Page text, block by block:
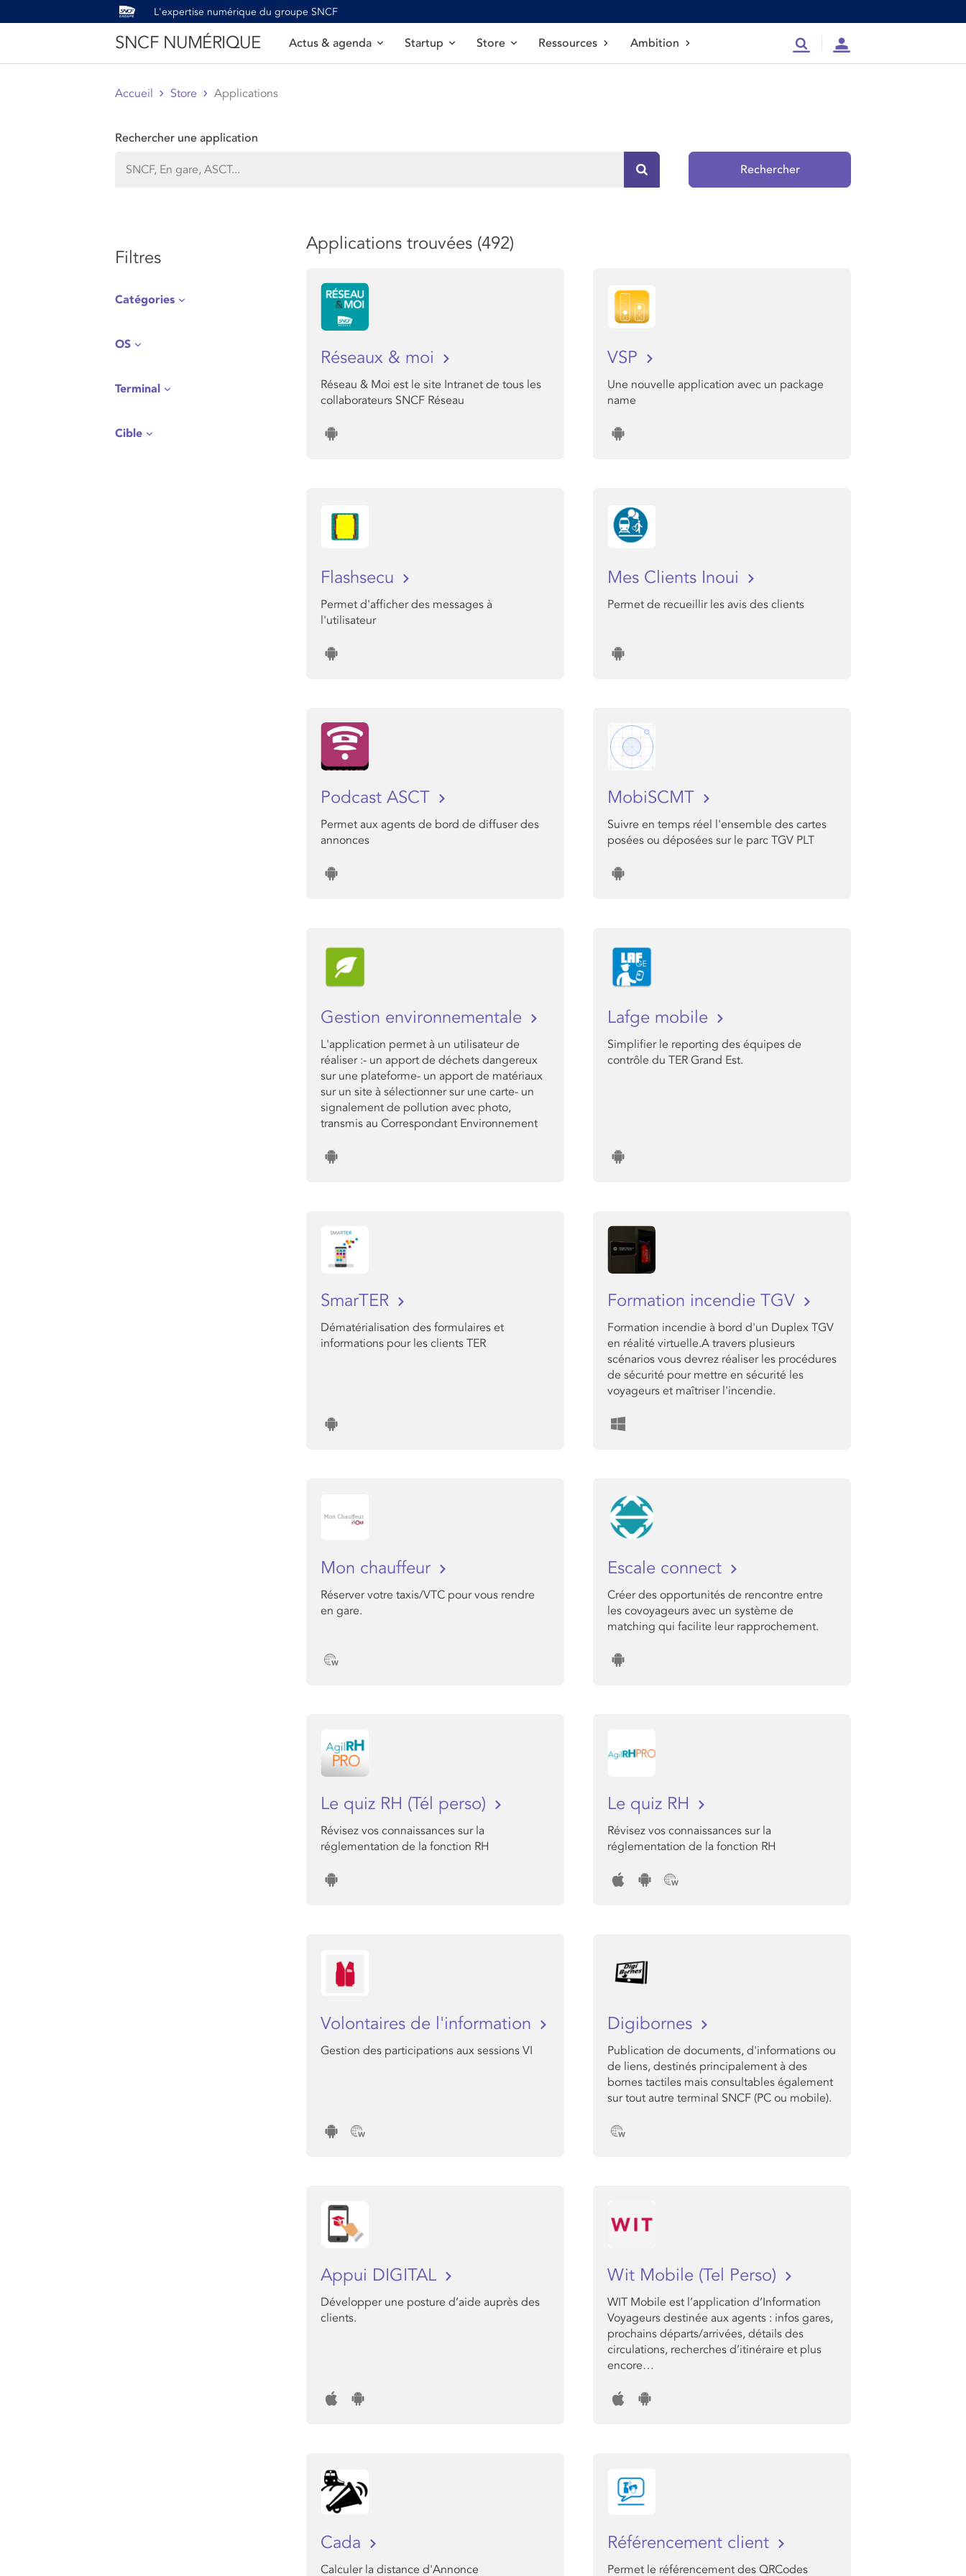
L'expertise numérique du groupe SNCF
SNCF NUMÉRIQUE Actus & agenda Startup Store Ressources Ambition RechercheCompte
Accueil Store Applications
Rechercher une application
Rechercher sur le site
Rechercher
Filtres
Catégories
OS
Terminal
Cible
Applications trouvées (492)
Réseaux & moi
Réseau & Moi est le site Intranet de tous les
collaborateurs SNCF Réseau
VSP
Une nouvelle application avec un package
name
Flashsecu
Permet d'afficher des messages à
l'utilisateur
Mes Clients Inoui
Permet de recueillir les avis des clients
Podcast ASCT
Permet aux agents de bord de diffuser des
annonces
MobiSCMT
Suivre en temps réel l'ensemble des cartes
posées ou déposées sur le parc TGV PLT
Gestion environnementale
L'application permet à un utilisateur de
réaliser :- un apport de déchets dangereux
sur une plateforme- un apport de matériaux
sur un site à sélectionner sur une carte- un
signalement de pollution avec photo,
transmis au Correspondant Environnement
Lafge mobile
Simplifier le reporting des équipes de
contrôle du TER Grand Est.
SmarTER
Dématérialisation des formulaires et
informations pour les clients TER
Formation incendie TGV
Formation incendie à bord d'un Duplex TGV
en réalité virtuelle.A travers plusieurs
scénarios vous devrez réaliser les procédures
de sécurité pour mettre en sécurité les
voyageurs et maîtriser l'incendie.
Mon chauffeur
Réserver votre taxis/VTC pour vous rendre
en gare.
Escale connect
Créer des opportunités de rencontre entre
les covoyageurs avec un système de
matching qui facilite leur rapprochement.
Le quiz RH (Tél perso)
Révisez vos connaissances sur la
réglementation de la fonction RH
Le quiz RH
Révisez vos connaissances sur la
réglementation de la fonction RH
Volontaires de l'information
Gestion des participations aux sessions VI
Digibornes
Publication de documents, d'informations ou
de liens, destinés principalement à des
bornes tactiles mais consultables également
sur tout autre terminal SNCF (PC ou mobile).
Appui DIGITAL
Développer une posture d’aide auprès des
clients.
Wit Mobile (Tel Perso)
WIT Mobile est l’application d’Information
Voyageurs destinée aux agents : infos gares,
prochains départs/arrivées, détails des
circulations, recherches d’itinéraire et plus
encore…
Cada
Calculer la distance d'Annonce
Référencement client
Permet le référencement des QRCodes